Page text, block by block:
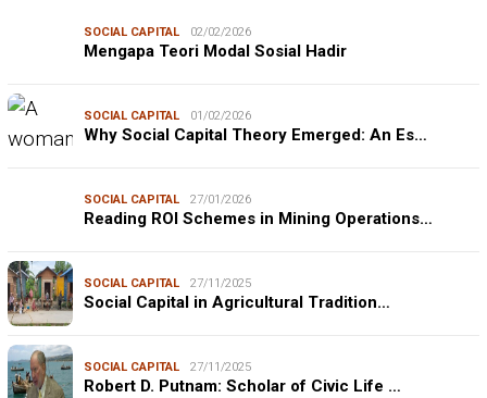
SOCIAL CAPITAL 02/02/2026
Mengapa Teori Modal Sosial Hadir
SOCIAL CAPITAL 01/02/2026
Why Social Capital Theory Emerged: An Es…
SOCIAL CAPITAL 27/01/2026
Reading ROI Schemes in Mining Operations…
SOCIAL CAPITAL 27/11/2025
Social Capital in Agricultural Tradition…
SOCIAL CAPITAL 27/11/2025
Robert D. Putnam: Scholar of Civic Life …